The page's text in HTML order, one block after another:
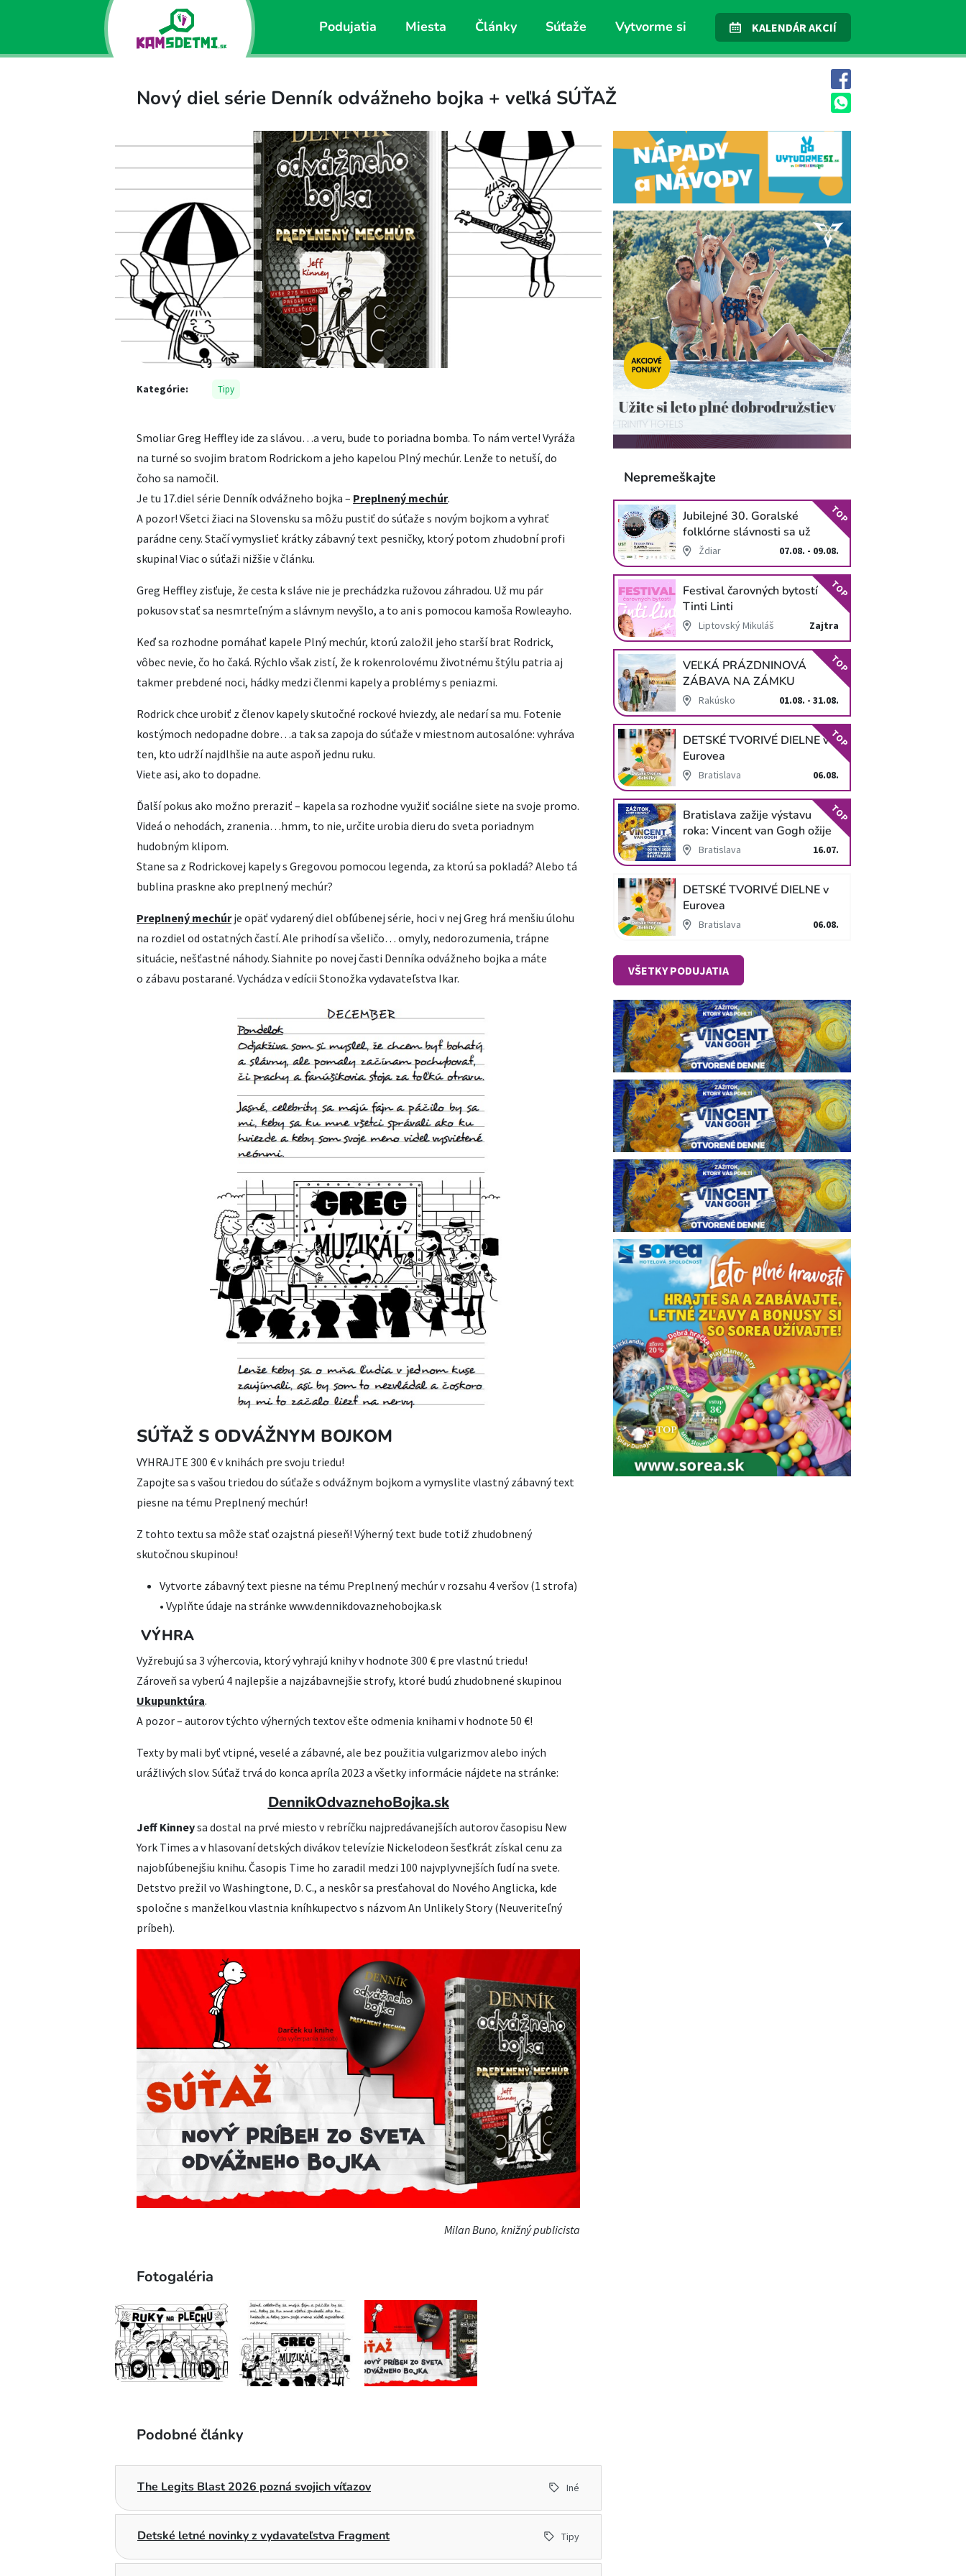
Podujatia Miesta Články Súťaže Vytvorme si KALENDÁR AKCIÍ
Nový diel série Denník odvážneho bojka + veľká SÚŤAŽ
Kategórie: Tipy
Smoliar Greg Heffley ide za slávou…a veru, bude to poriadna bomba. To nám verte! Vyráža
na turné so svojim bratom Rodrickom a jeho kapelou Plný mechúr. Lenže to netuší, do
čoho sa namočil.
Je tu 17.diel série Denník odvážneho bojka – Preplnený mechúr.
A pozor! Všetci žiaci na Slovensku sa môžu pustiť do súťaže s novým bojkom a vyhrať
parádne ceny. Stačí vymyslieť krátky zábavný text pesničky, ktorý potom zhudobní profi
skupina! Viac o súťaži nižšie v článku.
Greg Heffley zisťuje, že cesta k sláve nie je prechádzka ružovou záhradou. Už mu pár
pokusov stať sa nesmrteľným a slávnym nevyšlo, a to ani s pomocou kamoša Rowleayho.
Keď sa rozhodne pomáhať kapele Plný mechúr, ktorú založil jeho starší brat Rodrick,
vôbec nevie, čo ho čaká. Rýchlo však zistí, že k rokenrolovému životnému štýlu patria aj
takmer prebdené noci, hádky medzi členmi kapely a problémy s peniazmi.
Rodrick chce urobiť z členov kapely skutočné rockové hviezdy, ale nedarí sa mu. Fotenie
kostýmoch nedopadne dobre…a tak sa zapoja do súťaže v miestnom autosalóne: vyhráva
ten, kto udrží najdlhšie na aute aspoň jednu ruku.
Viete asi, ako to dopadne.
Ďalší pokus ako možno preraziť – kapela sa rozhodne využiť sociálne siete na svoje promo.
Videá o nehodách, zranenia…hmm, to nie, určite urobia dieru do sveta poriadnym
hudobným klipom.
Stane sa z Rodrickovej kapely s Gregovou pomocou legenda, za ktorú sa pokladá? Alebo tá
bublina praskne ako preplnený mechúr?
Preplnený mechúrje opäť vydarený diel obľúbenej série, hoci v nej Greg hrá menšiu úlohu
na rozdiel od ostatných častí. Ale prihodí sa všeličo… omyly, nedorozumenia, trápne
situácie, nešťastné náhody. Siahnite po novej časti Denníka odvážneho bojka a máte
o zábavu postarané. Vychádza v edícii Stonožka vydavateľstva Ikar.
SÚŤAŽ S ODVÁŽNYM BOJKOM
VYHRAJTE 300 € v knihách pre svoju triedu!
Zapojte sa s vašou triedou do súťaže s odvážnym bojkom a vymyslite vlastný zábavný text
piesne na tému Preplnený mechúr!
Z tohto textu sa môže stať ozajstná pieseň! Výherný text bude totiž zhudobnený
skutočnou skupinou!
Vytvorte zábavný text piesne na tému Preplnený mechúr v rozsahu 4 veršov (1 strofa)
• Vyplňte údaje na stránke www.dennikdovaznehobojka.sk
VÝHRA
Vyžrebujú sa 3 výhercovia, ktorý vyhrajú knihy v hodnote 300 € pre vlastnú triedu!
Zároveň sa vyberú 4 najlepšie a najzábavnejšie strofy, ktoré budú zhudobnené skupinou
Ukupunktúra.
A pozor – autorov týchto výherných textov ešte odmenia knihami v hodnote 50 €!
Texty by mali byť vtipné, veselé a zábavné, ale bez použitia vulgarizmov alebo iných
urážlivých slov. Súťaž trvá do konca apríla 2023 a všetky informácie nájdete na stránke:
DennikOdvaznehoBojka.sk
Jeff Kinneysa dostal na prvé miesto v rebríčku najpredávanejších autorov časopisu New
York Times a v hlasovaní detských divákov televízie Nickelodeon šesťkrát získal cenu za
najobľúbenejšiu knihu. Časopis Time ho zaradil medzi 100 najvplyvnejších ľudí na svete.
Detstvo prežil vo Washingtone, D. C., a neskôr sa presťahoval do Nového Anglicka, kde
spoločne s manželkou vlastnia kníhkupectvo s názvom An Unlikely Story (Neuveriteľný
príbeh).
Milan Buno, knižný publicista
Fotogaléria
Podobné články
The Legits Blast 2026 pozná svojich víťazov Iné
Detské letné novinky z vydavateľstva Fragment Tipy
Nepremeškajte
Jubilejné 30. Goralské
folklórne slávnosti sa už
blížiaŽdiar 07.08. - 09.08.
TOP
Festival čarovných bytostí
Tinti Linti
Liptovský Mikuláš Zajtra
TOP
VEĽKÁ PRÁZDNINOVÁ
ZÁBAVA NA ZÁMKU
SCHLOSS HOF
Rakúsko 01.08. - 31.08.
TOP
DETSKÉ TVORIVÉ DIELNE v
Eurovea
Bratislava 06.08.
TOP
Bratislava zažije výstavu
roka: Vincent van Gogh ožije
v unikátnej imerzívnej šou!
Bratislava 16.07.
TOP
DETSKÉ TVORIVÉ DIELNE v
Eurovea
Bratislava 06.08.
VŠETKY PODUJATIA